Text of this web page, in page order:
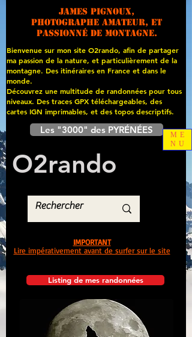
James PIGNOUX,
photographe amateur, et
passionné de montagne.
Bienvenue sur mon site O2rando, afin de partager
ma passion de la nature, et particulièrement de la
montagne. Des itinéraires en France et dans le
monde.
Découvrez une multitude de randonnées pour tous
niveaux. Des traces GPX téléchargeables, des
cartes IGN imprimables, et des topos descriptifs.
Les "3000" des PYRÉNÉES
O2rando
Listing de mes randonnées
IMPORTANT
Lire impérativement avant de surfer sur le site
ME
NU